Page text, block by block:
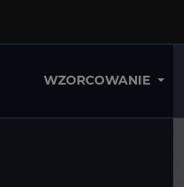
WZORCOWANIE